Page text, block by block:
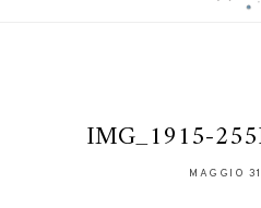
IMG_1915-
MAGGIO